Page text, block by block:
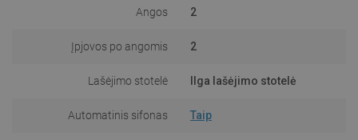
Angos 2
Įpjovos po angomis 2
Lašėjimo stotelė Ilga lašėjimo stotelė
Automatinis sifonas Taip